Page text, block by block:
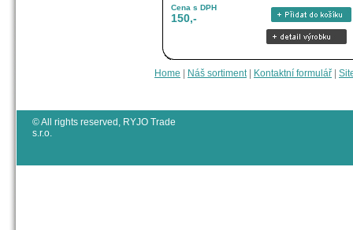
Cena s DPH
150,-
Home Náš sortiment| Kontaktní formulář
© All rights reserved, RYJO Trade
s.r.o.